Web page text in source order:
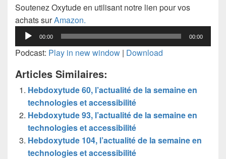
Soutenez Oxytude en utilisant notre lien pour vos
achats surAmazon.
Lecteur
audio
00:00 00:00
Podcast: Play in new window | Download
Articles Similaires:
Hebdoxytude 60, l’actualité de la semaine en
technologies et accessibilité
Hebdoxytude 93, l’actualité de la semaine en
technologies et accessibilité
Hebdoxytude 104, l’actualité de la semaine en
technologies et accessibilité